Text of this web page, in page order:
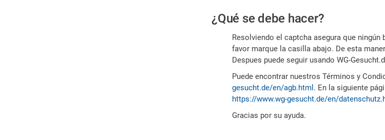
es
humano
¿Qué se debe hacer?
Resolviendo el captcha asegura que
favor marque la casilla abajo. De esta
Despues puede seguir usando WG-
Puede encontrar nuestros Términos y
gesucht.de/en/agb.html . En la siguiente
https://www.wg-gesucht.de/en/
Gracias por su ayuda.